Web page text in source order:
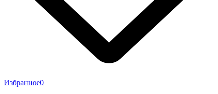
Избранное0